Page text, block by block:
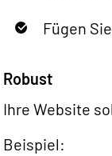
Fügen
Robust
Ihre Website
Beispiel: